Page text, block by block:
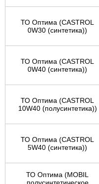
ТО Оптима (CASTROL
0W30 (синтетика))
ТО Оптима (CASTROL
0W40 (синтетика))
ТО Оптима (CASTROL
10W40 (полусинтетика))
ТО Оптима (CASTROL
5W40 (синтетика))
ТО Оптима (MOBIL